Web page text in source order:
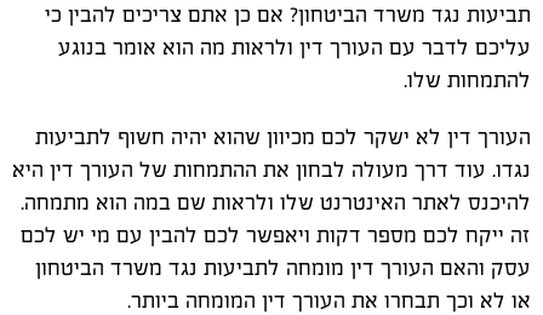
תביעות נגד משרד הביטחון? אם כן אתם צריכים להבין כי
עליכם לדבר עם העורך דין ולראות מה הוא אומר בנוגע
להתמחות שלו.
העורך דין לא ישקר לכם מכיוון שהוא יהיה חשוף לתביעות
נגדו. עוד דרך מעולה לבחון את ההתמחות של העורך דין היא
להיכנס לאתר האינטרנט שלו ולראות שם במה הוא מתמחה.
זה ייקח לכם מספר דקות ויאפשר לכם להבין עם מי יש לכם
עסק והאם העורך דין מומחה לתביעות נגד משרד הביטחון
או לא וכך תבחרו את העורך דין המומחה ביותר.